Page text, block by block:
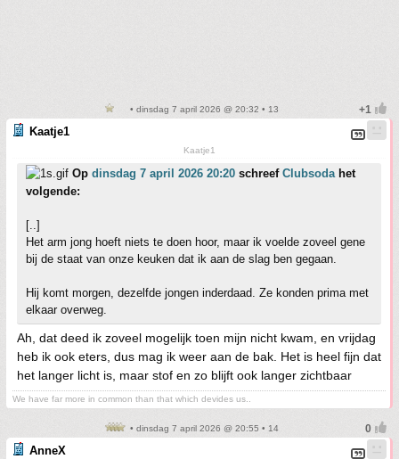
• dinsdag 7 april 2026 @ 20:32 • 13
Kaatje1
Kaatje1
Op dinsdag 7 april 2026 20:20 schreef Clubsodahet
volgende:
[..]
Het arm jong hoeft niets te doen hoor, maar ik voelde zoveel gene
bij de staat van onze keuken dat ik aan de slag ben gegaan.
Hij komt morgen, dezelfde jongen inderdaad. Ze konden prima met
elkaar overweg.
Ah, dat deed ik zoveel mogelijk toen mijn nicht kwam, en vrijdag
heb ik ook eters, dus mag ik weer aan de bak. Het is heel fijn dat
het langer licht is, maar stof en zo blijft ook langer zichtbaar
We have far more in common than that which devides us..
• dinsdag 7 april 2026 @ 20:55 • 14
AnneX